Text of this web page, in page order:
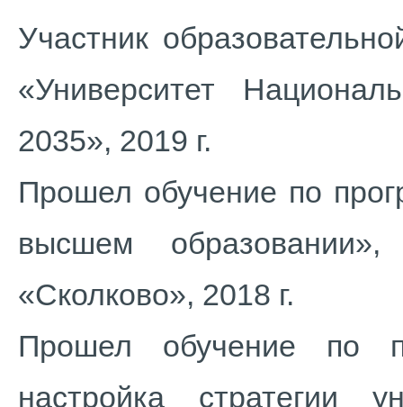
Участник
«Университет
2035», 2019 г.
Прошел обучение по
высшем
«Сколково», 2018 г.
Прошел обучение по
настройка стратегии